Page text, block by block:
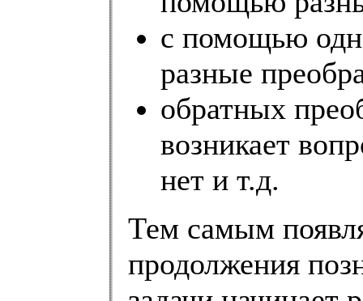
с помощью
разные
обратных
возникает
нет и т.д.
Тем самым
продолжения